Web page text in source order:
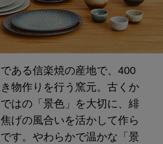
ある信楽焼の産地で、400
物作りを行う窯元。古くか
はの「景色」を大切に、緋
げの風合いを活かして作ら
す。やわらかで温かな「景